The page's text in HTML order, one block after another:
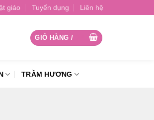
giáo Tuyển dụng Liên hệ
GIỎ HÀNG /
TRẦM HƯƠNG